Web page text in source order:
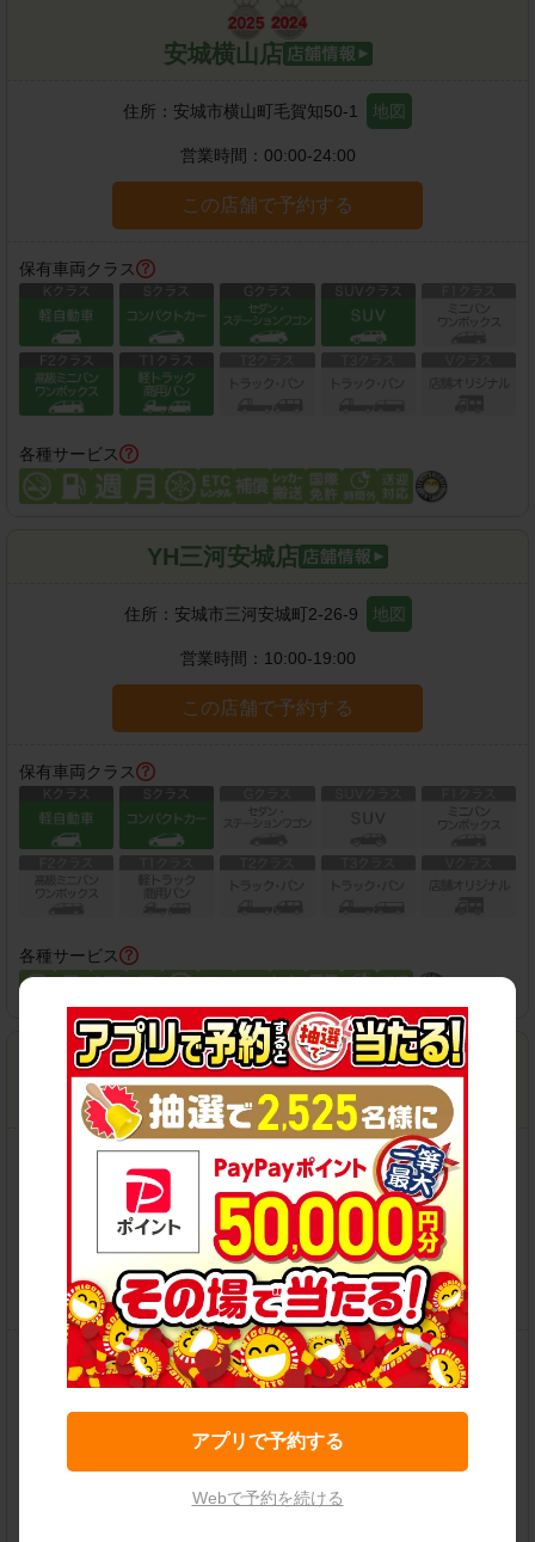
安城横山店
住所： 安城市横山町毛賀知50-1 地図
営業時間： 00:00-24:00
この店舗で予約する
保有車両クラス
各種サービス
YH三河安城店
住所： 安城市三河安城町2-26-9 地図
営業時間： 10:00-19:00
この店舗で予約する
保有車両クラス
各種サービス
安城二本木新町店
住所：安城市二本木新町1-7-22 地図
営業時間：08:00-20:00
営業時間外返却サービス対応店
この店舗で予約する
保有車両クラス
アプリで予約する
Webで予約を続ける